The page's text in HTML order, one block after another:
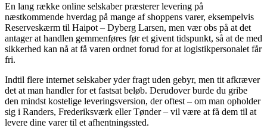
En lang række online selskaber præsterer levering på
næstkommende hverdag på mange af shoppens varer, eksempelvis
Reserveskærm til Haipot – Dyberg Larsen, men vær obs på at det
antager at handlen gemmenføres før et givent tidspunkt, så at de med
sikkerhed kan nå at få varen ordnet forud for at logistikpersonalet får
fri.
Indtil flere internet selskaber yder fragt uden gebyr, men tit afkræver
det at man handler for et fastsat beløb. Derudover burde du gribe
den mindst kostelige leveringsversion, der oftest – om man opholder
sig i Randers, Frederiksværk eller Tønder – vil være at få dem til at
levere dine varer til et afhentningssted.